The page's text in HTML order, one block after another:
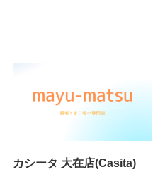
カシータ 大在店(Casita)